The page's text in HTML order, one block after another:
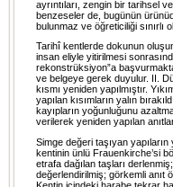
ayrıntıları, zengin bir tarihsel
benzeseler de, bugünün
bulunmaz ve öğreticiliği sınırlı
Tarihî kentlerde dokunun
insan eliyle yitirilmesi
rekonstrüksiyon”a
ve belgeye gerek duyulur. II.
kısmı yeniden yapılmıştır.
yapılan kısımların yalın
kayıpların yoğunluğunu
verilerek yeniden yapılan
Simge değeri taşıyan yapıların
kentinin ünlü Frauenkirche’si
etrafa dağılan taşları
değerlendirilmiş; görkemli anıt